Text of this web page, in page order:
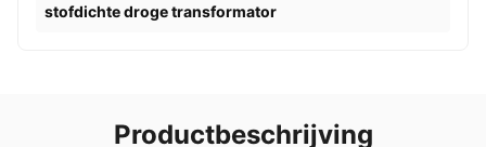
stofdichte droge transformator
Productbeschrijving